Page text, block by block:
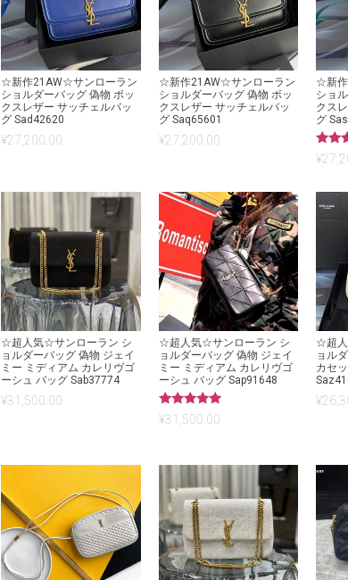
☆新作21AW☆サンローラン
ショルダーバッグ 偽物 ボッ
クスレザー サッチェルバッ
グ Sad42620
¥27,200.00
☆新作21AW☆サンローラン
ショルダーバッグ 偽物 ボッ
クスレザー サッチェルバッ
グ Saq65601
¥27,200.00
☆新
ショ
クス
グ
5段
5.00
¥
☆超人気☆サンローラン シ
ョルダーバッグ 偽物 ジェイ
ミー ミディアム カレリヴゴ
ーシュ バッグ Sab37774
¥31,500.00
☆超人気☆サンローラン シ
ョルダーバッグ 偽物 ジェイ
ミー ミディアム カレリヴゴ
ーシュ バッグ Sap91648
5段階中
5.00
¥31,500.00
☆超
ョル
カセ
¥